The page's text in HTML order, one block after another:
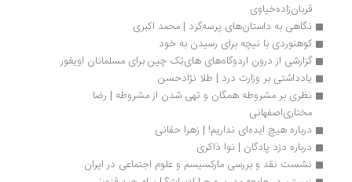
قربان‌زاده‌خیاوی
نگاهی به داستان‌های پرسه‌گرد | محمد اکبری
کوهنوردی با نیچه برای رسیدن به خود
گزارشی از درون اردوگاه‌های های‌تِک چین برای مسلمانان اویغور
یادداشتی بر وزارت درد | طلا نژاد‌حسن
نظری بر مشروطه همگان و تهی ‎شدن از مشروطه | رضا
مختاری‌اصفهانی
درباره هیچ ایده‌ای نداریم! | زهرا حقانی
درباره دزد پادگان | نوا ذاکری
نشست نقد و بررسی مارکسیسم و علوم اجتماعی در ایران